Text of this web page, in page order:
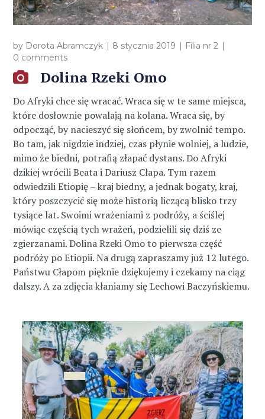
by Dorota Abramczyk 8 stycznia 2019
Filia nr 2
0 comments
Dolina Rzeki Omo
Do Afryki chce się wracać. Wraca się w te same miejsca,
które dosłownie powalają na kolana. Wraca się, by
odpocząć, by nacieszyć się słońcem, by zwolnić tempo.
Bo tam, jak nigdzie indziej, czas płynie wolniej, a ludzie,
mimo że biedni, potrafią złapać dystans. Do Afryki
dzikiej wrócili Beata i Dariusz Cłapa. Tym razem
odwiedzili Etiopię – kraj biedny, a jednak bogaty, kraj,
który poszczycić się może historią liczącą blisko trzy
tysiące lat. Swoimi wrażeniami z podróży, a ściślej
mówiąc częścią tych wrażeń, podzielili się dziś ze
zgierzanami. Dolina Rzeki Omo to pierwsza część
podróży po Etiopii. Na drugą zapraszamy już 12 lutego.
Państwu Cłapom pięknie dziękujemy i czekamy na ciąg
dalszy. A za zdjęcia kłaniamy się Lechowi Baczyńskiemu.